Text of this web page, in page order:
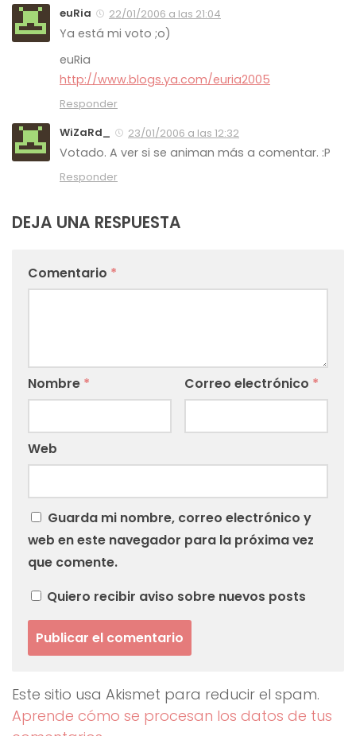
euRia
22/01/2006 a las 21:04
Ya está mi voto ;o)
euRia
http://www.blogs.ya.com/euria2005
Responder
WiZaRd_
23/01/2006 a las 12:32
Votado. A ver si se animan más a comentar. :P
Responder
DEJA UNA RESPUESTA
Comentario *
Nombre * Correo electrónico *
Web
Guarda mi nombre, correo electrónico y
web en este navegador para la próxima vez
que comente.
Quiero recibir aviso sobre nuevos posts
Este sitio usa Akismet para reducir el spam.
Aprende cómo se procesan los datos de tus